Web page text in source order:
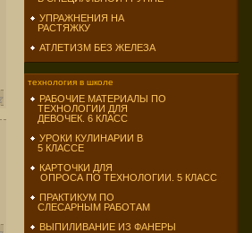
УПРАЖНЕНИЯ НА
РАСТЯЖКУ
АТЛЕТИЗМ БЕЗ ЖЕЛЕЗА
технология в школе
РАБОЧИЕ МАТЕРИАЛЫ ПО
ТЕХНОЛОГИИ ДЛЯ
ДЕВОЧЕК. 6 КЛАСС
УРОКИ КУЛИНАРИИ В
5 КЛАССЕ
КАРТОЧКИ ДЛЯ
ОПРОСА ПО ТЕХНОЛОГИИ. 5 КЛАСС
ПРАКТИКУМ ПО
СЛЕСАРНЫМ РАБОТАМ
ВЫПИЛИВАНИЕ ИЗ ФАНЕРЫ